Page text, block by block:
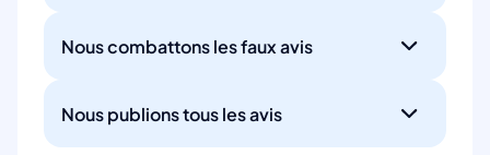
Nous combattons les faux avis
Nous publions tous les avis